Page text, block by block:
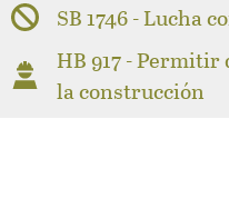
SB 1746 - Lucha
HB 917 -
la construcción